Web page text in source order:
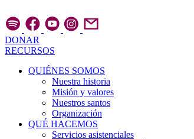
al
contenido
DONAR
RECURSOS
QUIÉNES SOMOS
Nuestra historia
Misión y valores
Nuestros santos
Organización
QUÉ HACEMOS
Servicios asistenciales